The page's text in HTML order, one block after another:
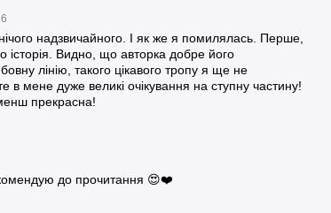
надзвичайного. І як же я помилялась. Перше,
історія. Видно, що авторка добре його
лінію, такого цікавого тропу я ще не
в мене дуже великі очікування на ступну частину!
прекрасна!
до прочитання 😍❤️